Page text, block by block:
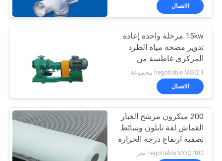
خريطة
الموقع
PRIVACY
POLICY
تصفية اكسسوارات
الصحافة
كيس الفلتر الصناعي
92
الاتصال
15kw مرحلة واحدة إعادة
تدوير مضخة مياه الطرد
المركزي غاطسة من
الصلب المصبوب
negotiable MOQ:1 مجموعة
الاتصال
200 ميكرون مرشح الغبار
القماش لفة نايلون وسائط
تصفية ارتفاع درجة الحرارة
negotiable MOQ:100 متر